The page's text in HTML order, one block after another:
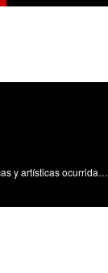
Divulgación de las actividades científicas, tecnológicas y artísticas ocurridas en los tres campus de la UPV